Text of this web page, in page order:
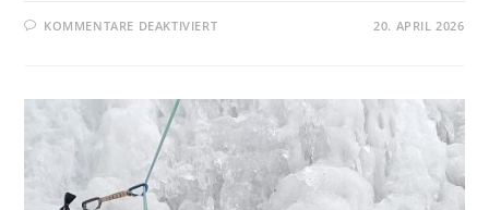
KOMMENTARE DEAKTIVIERT 20. APRIL 2026